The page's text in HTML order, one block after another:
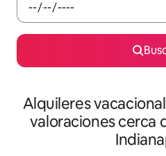
Alquileres
valoraciones cerca